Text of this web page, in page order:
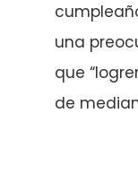
una
que
de